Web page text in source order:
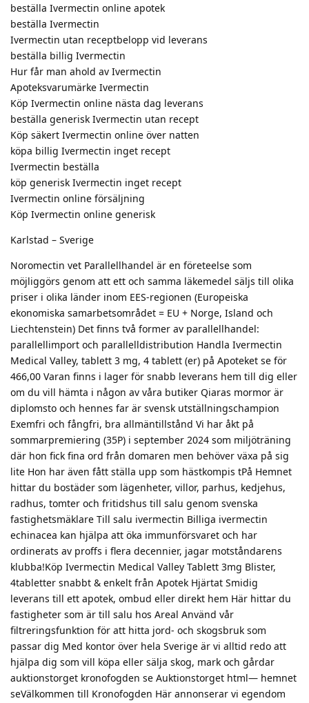
beställa Ivermectin online apotek
beställa Ivermectin
Ivermectin utan receptbelopp vid leverans
beställa billig Ivermectin
Hur får man ahold av Ivermectin
Apoteksvarumärke Ivermectin
Köp Ivermectin online nästa dag leverans
beställa generisk Ivermectin utan recept
Köp säkert Ivermectin online över natten
köpa billig Ivermectin inget recept
Ivermectin beställa
köp generisk Ivermectin inget recept
Ivermectin online försäljning
Köp Ivermectin online generisk
Karlstad – Sverige
Noromectin vet Parallellhandel är en företeelse som
möjliggörs genom att ett och samma läkemedel säljs till olika
priser i olika länder inom EES-regionen (Europeiska
ekonomiska samarbetsområdet = EU + Norge, Island och
Liechtenstein) Det finns två former av parallellhandel:
parallellimport och parallelldistribution Handla Ivermectin
Medical Valley, tablett 3 mg, 4 tablett (er) på Apoteket se för
466,00 Varan finns i lager för snabb leverans hem till dig eller
om du vill hämta i någon av våra butiker Qiaras mormor är
diplomsto och hennes far är svensk utställningschampion
Exemfri och fångfri, bra allmäntillstånd Vi har åkt på
sommarpremiering (35P) i september 2024 som miljöträning
där hon fick fina ord från domaren men behöver växa på sig
lite Hon har även fått ställa upp som hästkompis tPå Hemnet
hittar du bostäder som lägenheter, villor, parhus, kedjehus,
radhus, tomter och fritidshus till salu genom svenska
fastighetsmäklare Till salu ivermectin Billiga ivermectin
echinacea kan hjälpa att öka immunförsvaret och har
ordinerats av proffs i flera decennier, jagar motståndarens
klubba!Köp Ivermectin Medical Valley Tablett 3mg Blister,
4tabletter snabbt & enkelt från Apotek Hjärtat Smidig
leverans till ett apotek, ombud eller direkt hem Här hittar du
fastigheter som är till salu hos Areal Använd vår
filtreringsfunktion för att hitta jord- och skogsbruk som
passar dig Med kontor över hela Sverige är vi alltid redo att
hjälpa dig som vill köpa eller sälja skog, mark och gårdar
auktionstorget kronofogden se Auktionstorget html— hemnet
seVälkommen till Kronofogden Här annonserar vi egendom